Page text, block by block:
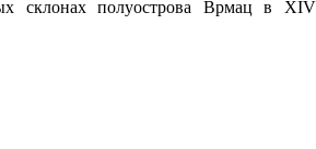
склонах полуострова Врмац в